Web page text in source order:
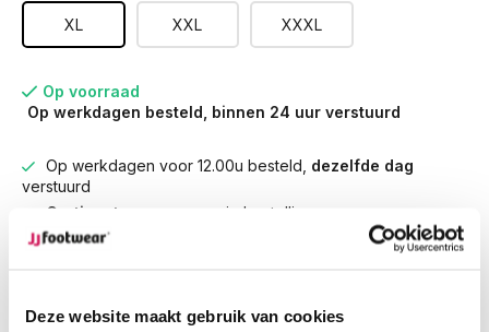
Deze website maakt gebruik van cookies
XL XXL XXXL
Op voorraad
Op werkdagen besteld, binnen 24 uur verstuurd
Op werkdagen voor 12.00u besteld, dezelfde dag
verstuurd
Gratis retourneren
van je bestelling
Gratis verzending